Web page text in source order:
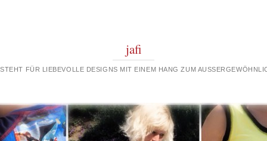
jafi
FÜR LIEBEVOLLE DESIGNS MIT EINEM HANG ZUM